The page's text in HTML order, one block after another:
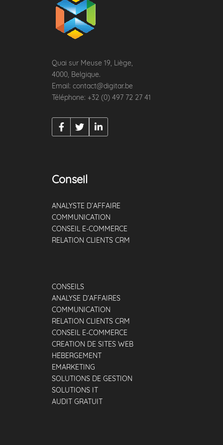
Quai sur Meuse 19, Liège,
4000, Belgique.
Email: contact@digitar.be
Téléphone: +32 (0) 497 72 27 41
Conseil
ANALYSTE D’AFFAIRE
COMMUNICATION
CONSEIL E-COMMERCE
RELATION CLIENTS CRM
CONSEILS
ANALYSE D’AFFAIRES
COMMUNICATION
RELATION CLIENTS CRM
CONSEIL E-COMMERCE
CREATION DE SITES WEB
HÉBERGEMENT
EMARKETING
SOLUTIONS DE GESTION
SOLUTIONS IT
AUDIT GRATUIT